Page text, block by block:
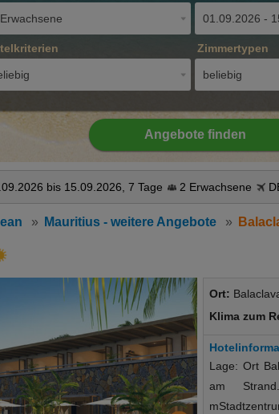
Zimmertypen
beliebig
Angebote finden
bis 15.09.2026, 7 Tage 2 Erwachsene
Mauritius - weitere Angebote
Ort:
Klima zum
Lage: Ort
am